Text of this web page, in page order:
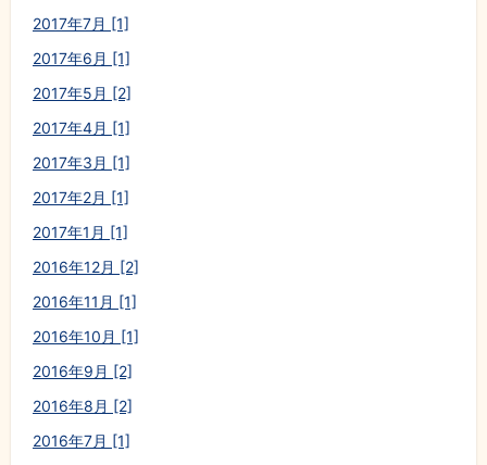
2017年7月 [1]
2017年6月 [1]
2017年5月 [2]
2017年4月 [1]
2017年3月 [1]
2017年2月 [1]
2017年1月 [1]
2016年12月 [2]
2016年11月 [1]
2016年10月 [1]
2016年9月 [2]
2016年8月 [2]
2016年7月 [1]